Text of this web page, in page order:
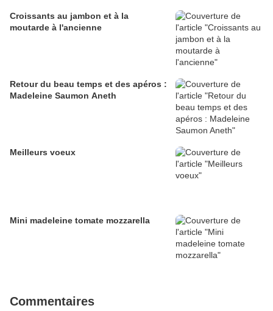
Croissants au jambon et à la
moutarde à l'ancienne
Retour du beau temps et des apéros :
Madeleine Saumon Aneth
Meilleurs voeux
Mini madeleine tomate mozzarella
Commentaires